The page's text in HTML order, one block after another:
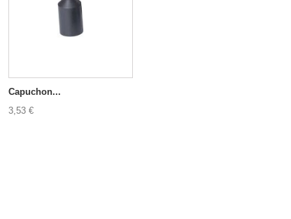
Capuchon...
3,53 €